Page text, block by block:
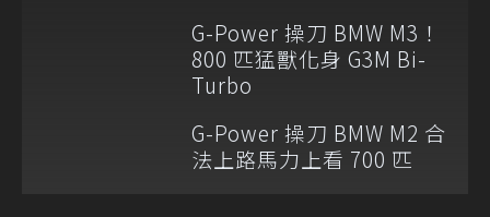
G-Power 操刀 BMW M3！
800 匹猛獸化身 G3M Bi-
Turbo
G-Power 操刀 BMW M2 合
法上路馬力上看 700 匹